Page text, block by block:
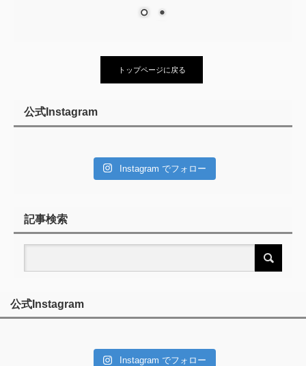
トップページに戻る
公式Instagram
Instagram でフォロー
記事検索
公式Instagram
Instagram でフォロー